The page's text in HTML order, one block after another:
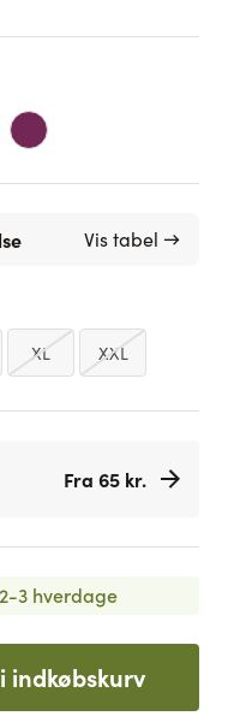
Vis tabel →
XL XXL
Fra 65 kr.
3 hverdage
indkøbskurv